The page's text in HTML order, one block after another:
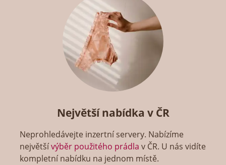
Největší nabídka v ČR
Neprohledávejte inzertní servery. Nabízíme
největšívýběr použitého prádla v ČR. U nás vidíte
kompletní nabídku na jednom místě.